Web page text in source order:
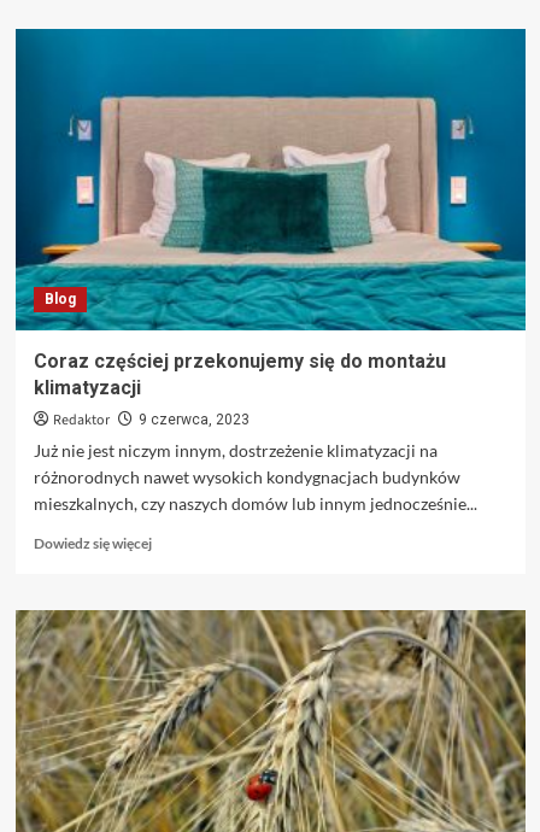
o
techniczne
o
bezpieczeństwo
kierowcy
i
pasażerów
Blog
Coraz częściej przekonujemy się do montażu
klimatyzacji
Redaktor 9 czerwca, 2023
Już nie jest niczym innym, dostrzeżenie klimatyzacji na
różnorodnych nawet wysokich kondygnacjach budynków
mieszkalnych, czy naszych domów lub innym jednocześnie...
Dowiedz się więcejDowiedz
o
Coraz
częściej
przekonujemy
się
do
montażu
klimatyzacji